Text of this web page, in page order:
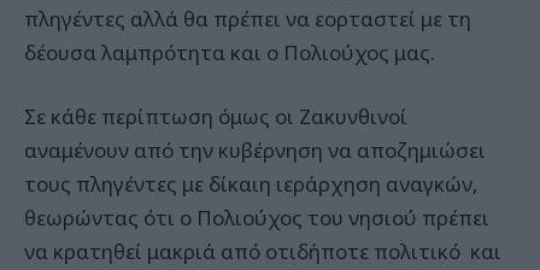
πληγέντες αλλά θα πρέπει να εορταστεί με τη
δέουσα λαμπρότητα και ο Πολιούχος μας.
Σε κάθε περίπτωση όμως οι Ζακυνθινοί
αναμένουν από την κυβέρνηση να αποζημιώσει
τους πληγέντες με δίκαιη ιεράρχηση αναγκών,
θεωρώντας ότι ο Πολιούχος του νησιού πρέπει
να κρατηθεί μακριά από οτιδήποτε πολιτικό και